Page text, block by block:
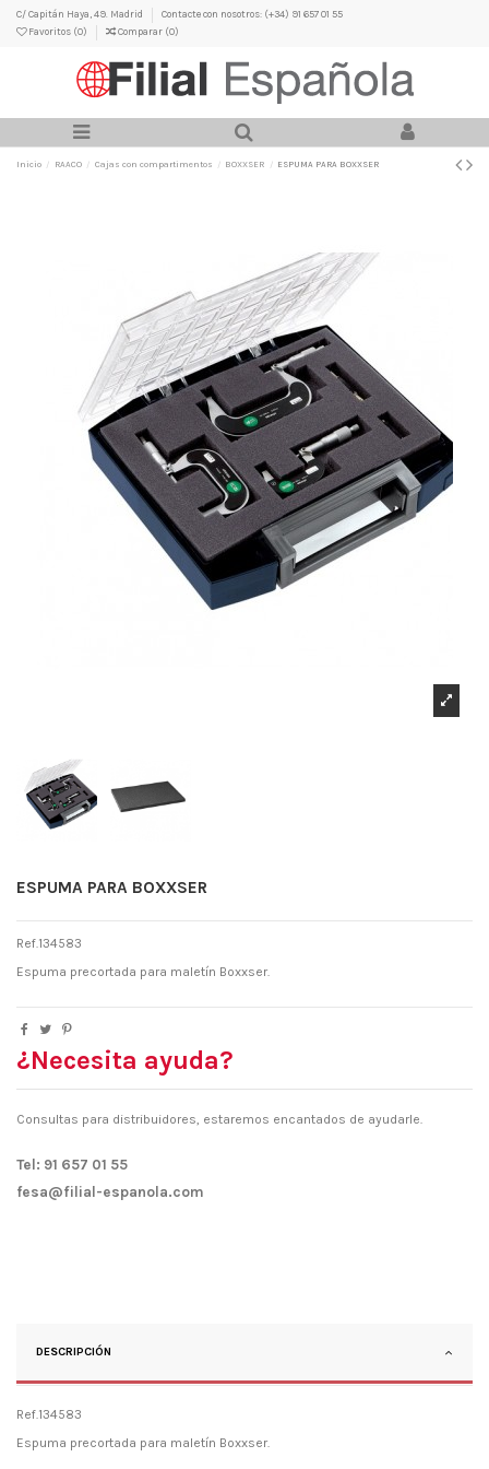
C/ Capitán Haya, 49. Madrid
Contacte con nosotros: (+34) 91 657 01 55
Favoritos (0) Comparar (0)
Inicio RAACO Cajas con compartimentos BOXXSER ESPUMA PARA BOXXSER
ESPUMA PARA BOXXSER
Ref.134583
Espuma precortada para maletín Boxxser.
¿Necesita ayuda?
Consultas para distribuidores, estaremos encantados de ayudarle.
Tel: 91 657 01 55
fesa@filial-espanola.com
DESCRIPCIÓN
Ref.134583
Espuma precortada para maletín Boxxser.